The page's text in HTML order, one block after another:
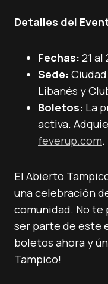
Detalles del
Fechas: 21
Sede:
Libanés y
Boletos: La
activa.
feverup.com.
El Abierto
una celebración
comunidad. No te
ser parte de este
boletos ahora y
Tampico!